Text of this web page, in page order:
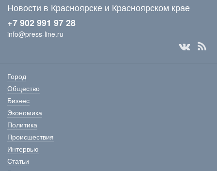
Новости в Красноярске и Красноярском крае
+7 902 991 97 28
info@press-line.ru
Город
Общество
Бизнес
Экономика
Политика
Происшествия
Интервью
Статьи